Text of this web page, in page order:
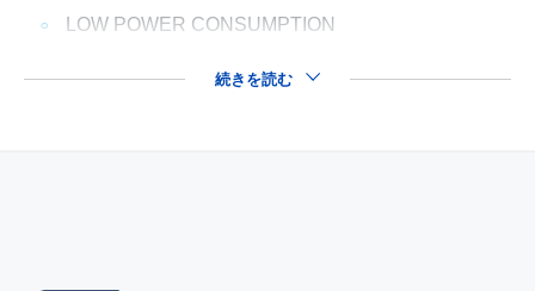
LOW POWER CONSUMPTION
続きを読む